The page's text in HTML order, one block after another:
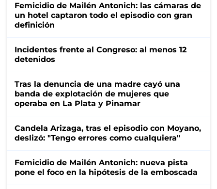
Femicidio de Mailén Antonich: las cámaras de
un hotel captaron todo el episodio con gran
definición
Incidentes frente al Congreso: al menos 12
detenidos
Tras la denuncia de una madre cayó una
banda de explotación de mujeres que
operaba en La Plata y Pinamar
Candela Arizaga, tras el episodio con Moyano,
deslizó: "Tengo errores como cualquiera"
Femicidio de Mailén Antonich: nueva pista
pone el foco en la hipótesis de la emboscada